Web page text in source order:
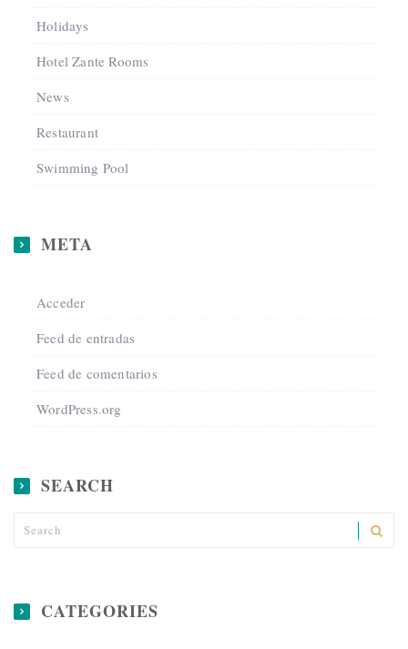
Holidays
Hotel Zante Rooms
News
Restaurant
Swimming Pool
META
Acceder
Feed de entradas
Feed de comentarios
WordPress.org
SEARCH
CATEGORIES